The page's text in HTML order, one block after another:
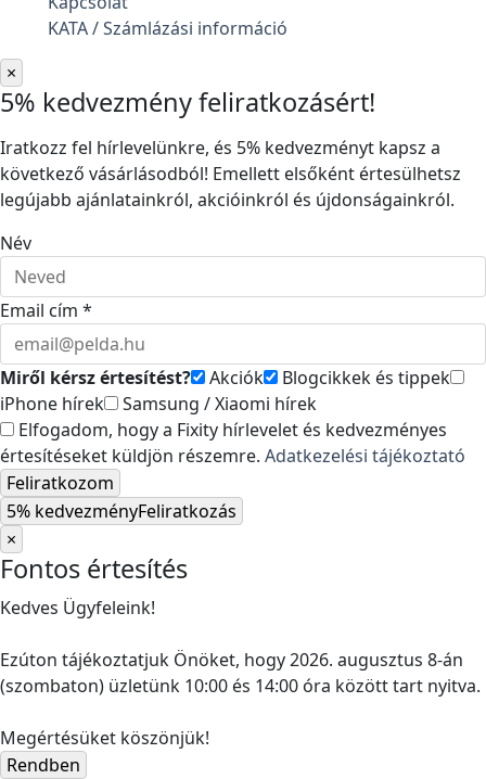
KATA / Számlázási információ
×
5% kedvezmény feliratkozásért!
Iratkozz fel hírlevelünkre, és 5% kedvezményt kapsz a
következő vásárlásodból! Emellett elsőként értesülhetsz
legújabb ajánlatainkról, akcióinkról és újdonságainkról.
Név
Email cím *
Miről kérsz értesítést? Akciók
Blogcikkek és tippek
iPhone hírek
Samsung / Xiaomi hírek
Elfogadom, hogy a Fixity hírlevelet és kedvezményes
értesítéseket küldjön részemre. Adatkezelési tájékoztató
Feliratkozom
5% kedvezményFeliratkozás
×
Fontos értesítés
Kedves Ügyfeleink!
Ezúton tájékoztatjuk Önöket, hogy 2026. augusztus 8-án
(szombaton) üzletünk 10:00 és 14:00 óra között tart nyitva.
Megértésüket köszönjük!
Rendben